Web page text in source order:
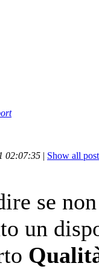
02:07:35 | Show all
se
un